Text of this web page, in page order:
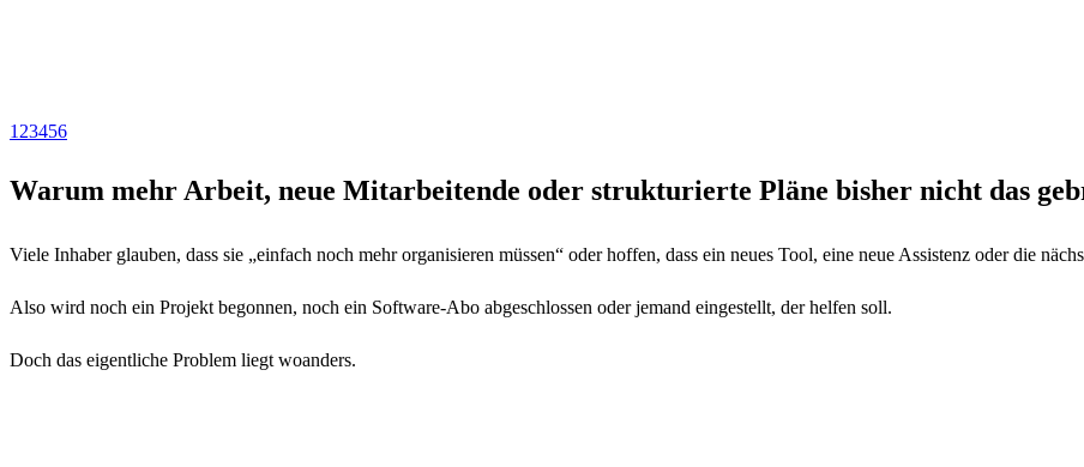
1 23456
Warum mehr Arbeit, neue Mitarbeitende oder strukturierte Pläne bisher nicht das
Viele Inhaber glauben, dass sie „einfach noch mehr organisieren müssen“ oder hoffen, dass ein neues Tool, eine neue Assistenz oder die
Also wird noch ein Projekt begonnen, noch ein Software-Abo abgeschlossen oder jemand eingestellt, der helfen soll.
Doch das eigentliche Problem liegt woanders.